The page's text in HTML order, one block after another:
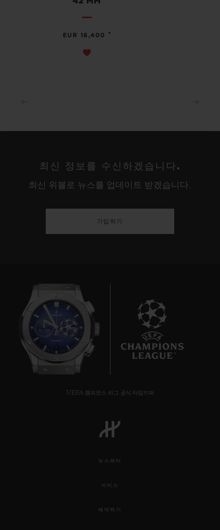
EUR 18,400 •
최신 정보를 수신하겠습니다.
최신 위블로 뉴스를 업데이트 받겠습니다.
가입하기
UEFA 챔피언스 리그 공식 타임키퍼
뉴스레터
서비스
예약하기